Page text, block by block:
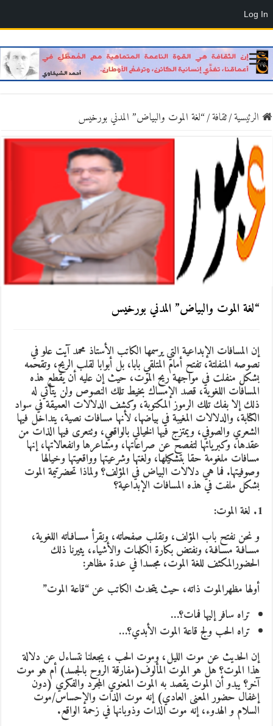
الرئيسية/ثقافة/“لغة الموت والبياض” المدني بورخيس
“لغة الموت والبياض” المدني بورخيس
إن المسافات الإبداعية التي يرسمها الكاتب الأستاذ محمد آيت علوفي
نصوصه المنفلتة، تفتح أمام المتلقي بابا، بل أبوابا لقلب الريح، وتقحمه
بشكل منفلت في مواجهة ريح الموت، حيث إن عليه أن يقطع هذه
المسافات اللغوية، قصد الإمساك بخيط تلك النصوص ولن يتأتي له
ذلك إلا بفك تلك الرموز المكتوبة، وكشف الدلالات العميقة في سواد
الكتابة، والدلالات المغيبة في بياضها، لأنها مسافات نصية، يتداخل فيها
الشعري والصوفي، ويمتزج فيها الخيالي بالواقعي، وتتعرى فيها الذات من
عقدها، وكبريائها لتفصح عن صراعاتها، ومشاعرها وانفعالاتها، إنها
مسافات ملغومة حقا بتشكيلها، ولغتها وشرعيتها وواقعيتها وخيالها
وصوفيتها. فما هي دلالات البياض في المؤلف؟ ولماذا تحضرتيمة الموت
بشكل ملفت في هذه المسافات الإبداعية؟
لغة الموت:
و نحن نفتح باب المؤلف، ونقلب صفحاته، ونقرأ مسـافـاته اللغوية،
مسـافـة مسـافـة، ونفتض بكارة الكلمات والأشياء، يثيرنا ذلك
الحضورالمكثف للغة الموت، مجسدا في عـدة مظاهر:
أولها مظهرالموت ذاته، حيث يتحدث الكاتب عن “قاعة الموت”
تراه سافر إليها فمات؟…
تراه الحب ولج قاعة الموت الأبدي؟…
إن الحديث عن موت الليل، وموت الحب ، يجعلنا نتساءل عن دلالة
هذا الموت؟ هل هو الموت المألوف(مفارقة الروح بالجسد) أم هو موت
آخر؟ يبدو أن الموت يقصد به الموت المعنوي المجرد والفكري (دون
إغفال حضور المعنى العادي) إنه موت الذات والإحساس/موت
السلام و الهدوء، إنه موت الذات وذوبانها في زحمة الواقع.
Log In